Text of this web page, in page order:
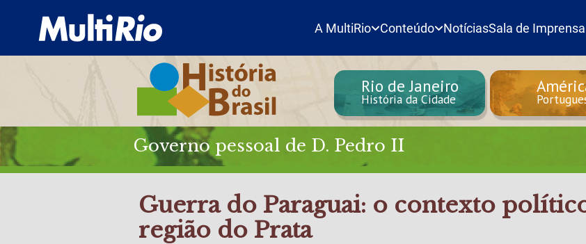
A MultiRio Conteúdo NotíciasSala de Imprensa
Rio de Janeiro
História da Cidade
Governo pessoal de D. Pedro II
Guerra do Paraguai: o contexto
região do Prata